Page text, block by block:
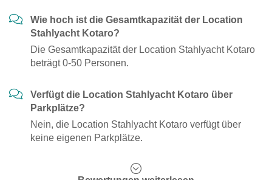
Wie hoch ist die Gesamtkapazität der Location
Stahlyacht Kotaro?
Die Gesamtkapazität der Location Stahlyacht Kotaro
beträgt 0-50 Personen.
Verfügt die Location Stahlyacht Kotaro über
Parkplätze?
Nein, die Location Stahlyacht Kotaro verfügt über
keine eigenen Parkplätze.